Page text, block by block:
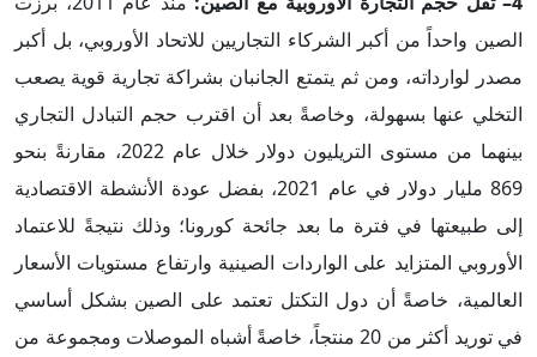
الصين واحداً من أكبر الشركاء التجاريين للاتحاد الأوروبي، بل أكبر
مصدر لوارداته، ومن ثم يتمتع الجانبان بشراكة تجارية قوية يصعب
التخلي عنها بسهولة، وخاصةً بعد أن اقترب حجم التبادل التجاري
بينهما من مستوى التريليون دولار خلال عام 2022، مقارنةً بنحو
869 مليار دولار في عام 2021، بفضل عودة الأنشطة الاقتصادية
إلى طبيعتها في فترة ما بعد جائحة كورونا؛ وذلك نتيجةً للاعتماد
الأوروبي المتزايد على الواردات الصينية وارتفاع مستويات الأسعار
العالمية، خاصةً أن دول التكتل تعتمد على الصين بشكل أساسي
في توريد أكثر من 20 منتجاً، خاصةً أشباه الموصلات ومجموعة من